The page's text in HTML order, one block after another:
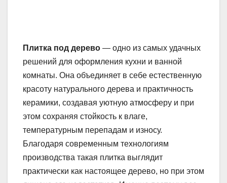
Плитка под дерево — одно из самых удачных
решений для оформления кухни и ванной
комнаты. Она объединяет в себе естественную
красоту натурального дерева и практичность
керамики, создавая уютную атмосферу и при
этом сохраняя стойкость к влаге,
температурным перепадам и износу.
Благодаря современным технологиям
производства такая плитка выглядит
практически как настоящее дерево, но при этом